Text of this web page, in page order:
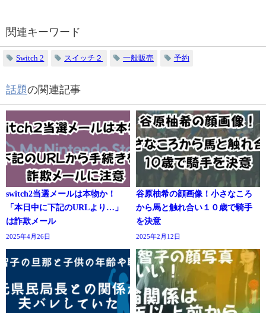
関連キーワード
Switch 2 スイッチ２ 一般販売 予約
話題の関連記事
switch2当選メールは本物か！
「本日中に下記のURLより…」
は詐欺メール
2025年4月26日
谷原柚希の顔画像！小さなころ
から馬と触れ合い１０歳で騎手
を決意
2025年2月12日